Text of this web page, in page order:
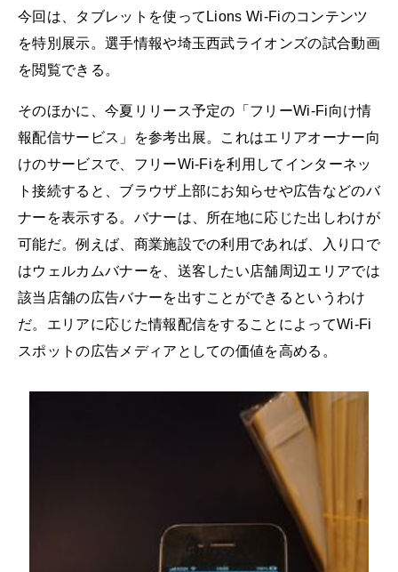
今回は、タブレットを使ってLions Wi-Fiのコンテンツ
を特別展示。選手情報や埼玉西武ライオンズの試合動画
を閲覧できる。
そのほかに、今夏リリース予定の「フリーWi-Fi向け情
報配信サービス」を参考出展。これはエリアオーナー向
けのサービスで、フリーWi-Fiを利用してインターネッ
ト接続すると、ブラウザ上部にお知らせや広告などのバ
ナーを表示する。バナーは、所在地に応じた出しわけが
可能だ。例えば、商業施設での利用であれば、入り口で
はウェルカムバナーを、送客したい店舗周辺エリアでは
該当店舗の広告バナーを出すことができるというわけ
だ。エリアに応じた情報配信をすることによってWi-Fi
スポットの広告メディアとしての価値を高める。